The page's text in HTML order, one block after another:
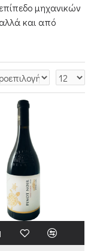
μηχανικών
και από